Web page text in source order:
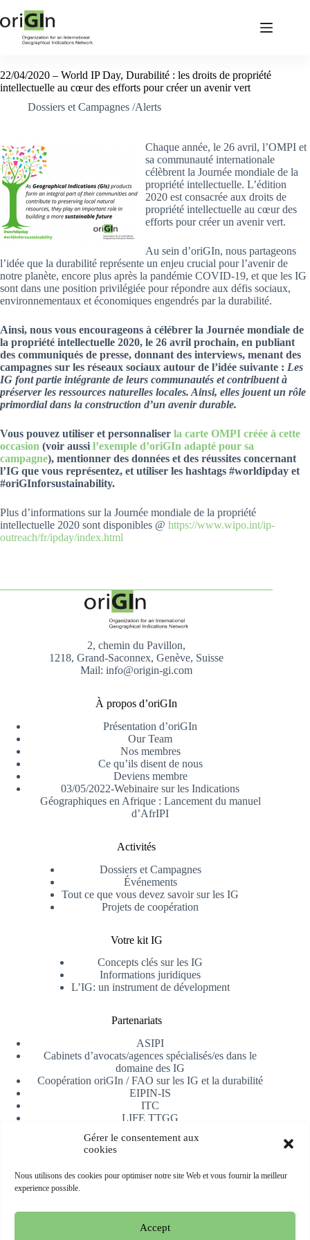
Gérer le consentement aux
cookies
Nous utilisons des cookies pour optimiser notre site Web et vous fournir la meilleur
experience possible.
Accept
22/04/2020 – World IP Day, Durabilité : les droits de propriété
intellectuelle au cœur des efforts pour créer un avenir vert
Dossiers et Campagnes /Alerts
Chaque année, le 26 avril, l’OMPI et
sa communauté internationale
célèbrent la Journée mondiale de la
propriété intellectuelle. L’édition
2020 est consacrée aux droits de
propriété intellectuelle au cœur des
efforts pour créer un avenir vert.
Au sein d’oriGIn, nous partageons
l’idée que la durabilité représente un enjeu crucial pour l’avenir de
notre planète, encore plus après la pandémie COVID-19, et que les IG
sont dans une position privilégiée pour répondre aux défis sociaux,
environnementaux et économiques engendrés par la durabilité.
Ainsi, nous vous encourageons à célébrer la Journée mondiale de
la propriété intellectuelle 2020, le 26 avril prochain, en publiant
des communiqués de presse, donnant des interviews, menant des
campagnes sur les réseaux sociaux autour de l’idée suivante : Les
IG font partie intégrante de leurs communautés et contribuent à
préserver les ressources naturelles locales. Ainsi, elles jouent un rôle
primordial dans la construction d’un avenir durable.
Vous pouvez utiliser et personnaliser la carte OMPI créée à cette
occasion (voir aussi l’exemple d’oriGIn adapté pour sa
campagne), mentionner des données et des réussites concernant
l’IG que vous représentez, et utiliser les hashtags #worldipday et
#oriGInforsustainability.
Plus d’informations sur la Journée mondiale de la propriété
intellectuelle 2020 sont disponibles @ https://www.wipo.int/ip-
outreach/fr/ipday/index.html
2, chemin du Pavillon,
1218, Grand-Saconnex, Genève, Suisse
Mail: info@origin-gi.com
À propos d’oriGIn
Présentation d’oriGIn
Our Team
Nos membres
Ce qu’ils disent de nous
Deviens membre
03/05/2022-Webinaire sur les Indications
Géographiques en Afrique : Lancement du manuel
d’AfrIPI
Activités
Dossiers et Campagnes
Événements
Tout ce que vous devez savoir sur les IG
Projets de coopération
Votre kit IG
Concepts clés sur les IG
Informations juridiques
L’IG: un instrument de dévelopment
Partenariats
ASIPI
Cabinets d’avocats/agences spécialisés/es dans le
domaine des IG
Coopération oriGIn / FAO sur les IG et la durabilité
EIPIN-IS
ITC
LIFE TTGG
AfrIPI
Recevoir notre newsletter
S'inscrire